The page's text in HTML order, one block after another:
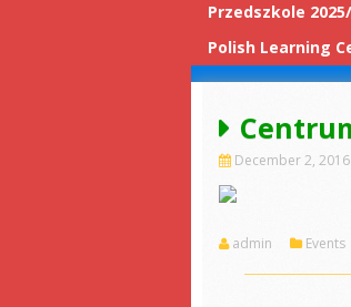
Przedszkole
Polish Learning
December 2, 2016
admin Events